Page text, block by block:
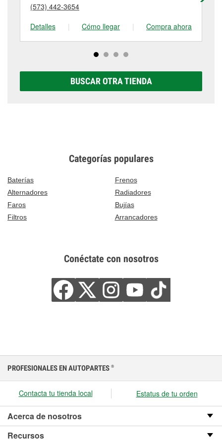
tienda #6712 para obtener más información.
(573) 442-3654
Detalles
| Cómo llegar | Compra ahora
BUSCAR OTRA TIENDA
Categorías populares
Baterías
Frenos
Alternadores
Radiadores
Faros
Bujías
Filtros
Arrancadores
Conéctate con nosotros
PROFESIONALES EN AUTOPARTES ®
Contacta tu tienda local Estatus de tu orden
Acerca de nosotros
Recursos